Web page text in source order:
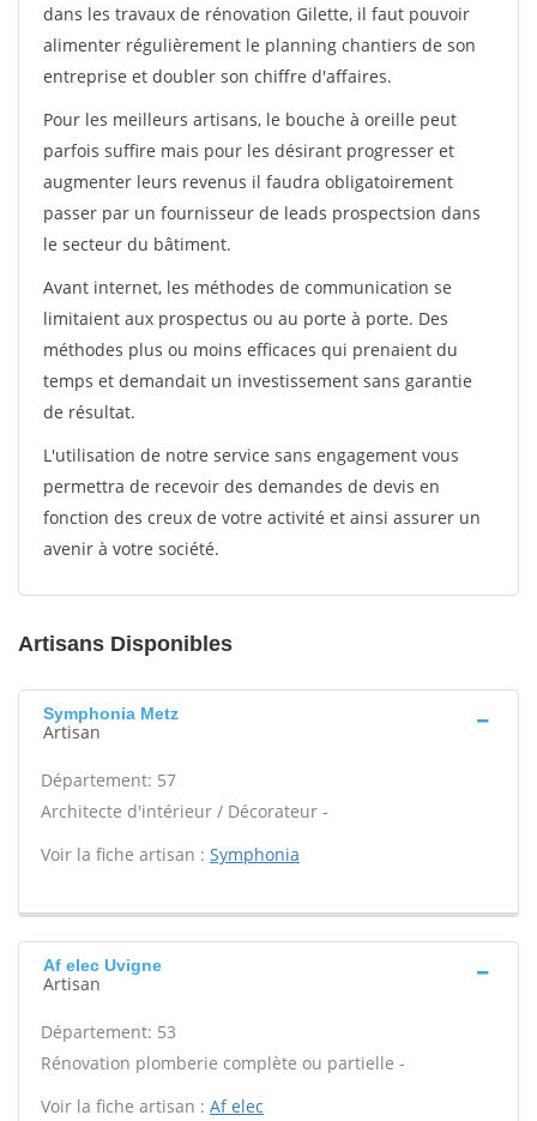
dans les travaux de rénovation Gilette, il faut pouvoir
alimenter régulièrement le planning chantiers de son
entreprise et doubler son chiffre d'affaires.
Pour les meilleurs artisans, le bouche à oreille peut
parfois suffire mais pour les désirant progresser et
augmenter leurs revenus il faudra obligatoirement
passer par un fournisseur de leads prospectsion dans
le secteur du bâtiment.
Avant internet, les méthodes de communication se
limitaient aux prospectus ou au porte à porte. Des
méthodes plus ou moins efficaces qui prenaient du
temps et demandait un investissement sans garantie
de résultat.
L'utilisation de notre service sans engagement vous
permettra de recevoir des demandes de devis en
fonction des creux de votre activité et ainsi assurer un
avenir à votre société.
Artisans Disponibles
Symphonia Metz
Artisan
Département: 57
Architecte d'intérieur / Décorateur -
Voir la fiche artisan : Symphonia
Af elec Uvigne
Artisan
Département: 53
Rénovation plomberie complète ou partielle -
Voir la fiche artisan : Af elec